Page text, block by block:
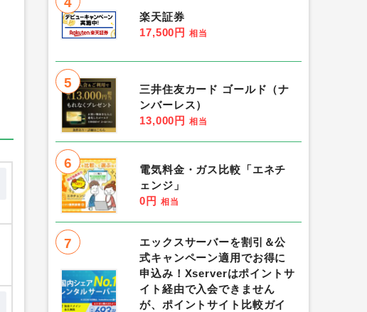
楽天証券
17,500円 相当
5
三井住友カード ゴールド（ナ
ンバーレス）
13,000円 相当
6
電気料金・ガス比較「エネチ
ェンジ」
0円 相当
7
エックスサーバーを割引＆公
式キャンペーン適用でお得に
申込み！Xserverはポイントサ
イト経由で入会できません
が、ポイントサイト比較ガイ